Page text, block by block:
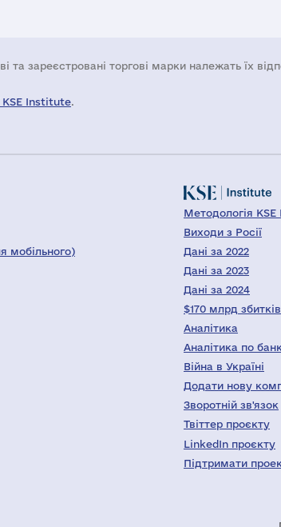
та зареєстровані торгові марки належать їх
KSE Institute.
мобільного)
Методологія
Виходи з Росії
Дані за 2022
Дані за 2023
Дані за 2024
$170 млрд збитків
Аналітика
Аналітика по
Війна в Україні
Додати нову
Зворотній зв'язок
Твіттер проєкту
LinkedIn проєкту
Підтримати